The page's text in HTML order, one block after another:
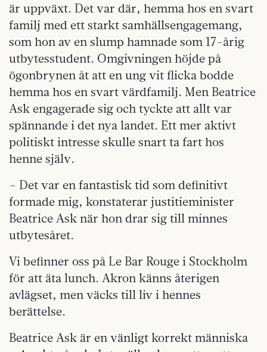
är uppväxt. Det var där, hemma hos en svart
familj med ett starkt samhällsengagemang,
som hon av en slump hamnade som 17-årig
utbytesstudent. Omgivningen höjde på
ögonbrynen åt att en ung vit flicka bodde
hemma hos en svart värdfamilj. Men Beatrice
Ask engagerade sig och tyckte att allt var
spännande i det nya landet. Ett mer aktivt
politiskt intresse skulle snart ta fart hos
henne själv.
– Det var en fantastisk tid som definitivt
formade mig, konstaterar justitieminister
Beatrice Ask när hon drar sig till minnes
utbytesåret.
Vi befinner oss på Le Bar Rouge i Stockholm
för att äta lunch. Akron känns återigen
avlägset, men väcks till liv i hennes
berättelse.
Beatrice Ask är en vänligt korrekt människa